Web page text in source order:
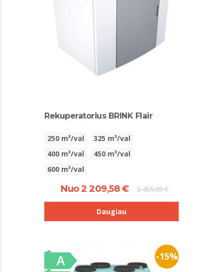
Rekuperatorius BRINK Flair
250 m³/val
325 m³/val
400 m³/val
450 m³/val
600 m³/val
Nuo 2 209,58 € 2 455,09 €
Daugiau
-15%